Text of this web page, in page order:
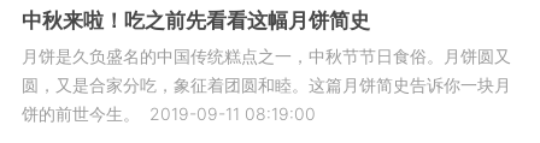
中秋来啦！吃之前先看看这幅月饼简史
月饼是久负盛名的中国传统糕点之一，中秋节节日食俗。月饼圆又
圆，又是合家分吃，象征着团圆和睦。这篇月饼简史告诉你一块月
饼的前世今生。
2019-09-11 08:19:00